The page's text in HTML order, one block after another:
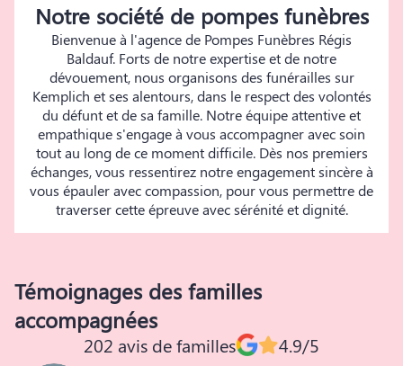
Notre société de pompes funèbres
Bienvenue à l'agence de Pompes Funèbres Régis
Baldauf. Forts de notre expertise et de notre
dévouement, nous organisons des funérailles sur
Kemplich et ses alentours, dans le respect des volontés
du défunt et de sa famille. Notre équipe attentive et
empathique s'engage à vous accompagner avec soin
tout au long de ce moment difficile. Dès nos premiers
échanges, vous ressentirez notre engagement sincère à
vous épauler avec compassion, pour vous permettre de
traverser cette épreuve avec sérénité et dignité.
Témoignages des familles
accompagnées
202 avis de familles 4.9/5